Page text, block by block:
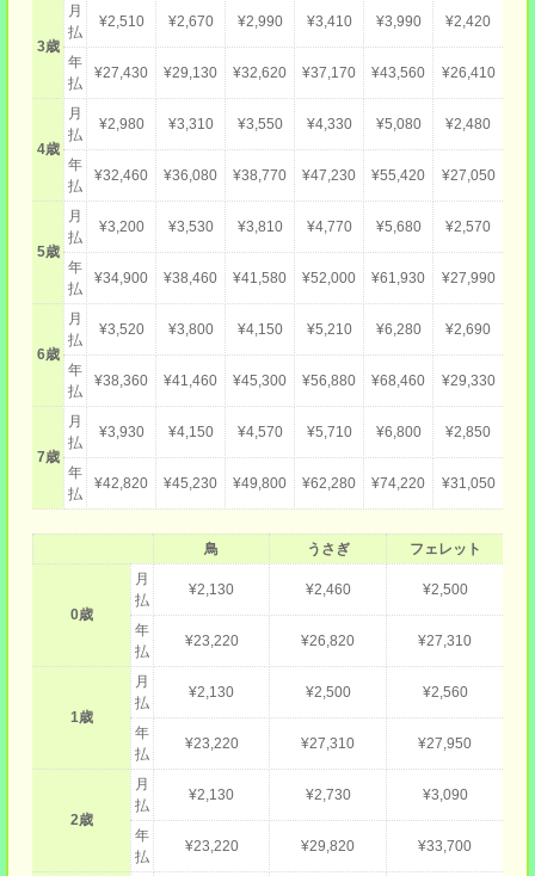
3歳
月
払
¥2,510 ¥2,670 ¥2,990 ¥3,410 ¥3,990 ¥2,420
年
払
¥27,430 ¥29,130 ¥32,620 ¥37,170 ¥43,560 ¥26,410
4歳
月
払
¥2,980 ¥3,310 ¥3,550 ¥4,330 ¥5,080 ¥2,480
年
払
¥32,460 ¥36,080 ¥38,770 ¥47,230 ¥55,420 ¥27,050
5歳
月
払
¥3,200 ¥3,530 ¥3,810 ¥4,770 ¥5,680 ¥2,570
年
払
¥34,900 ¥38,460 ¥41,580 ¥52,000 ¥61,930 ¥27,990
6歳
月
払
¥3,520 ¥3,800 ¥4,150 ¥5,210 ¥6,280 ¥2,690
年
払
¥38,360 ¥41,460 ¥45,300 ¥56,880 ¥68,460 ¥29,330
7歳
月
払
¥3,930 ¥4,150 ¥4,570 ¥5,710 ¥6,800 ¥2,850
年
払
¥42,820 ¥45,230 ¥49,800 ¥62,280 ¥74,220 ¥31,050
鳥 うさぎ フェレット
0歳
月
払
¥2,130 ¥2,460 ¥2,500
年
払
¥23,220 ¥26,820 ¥27,310
1歳
月
払
¥2,130 ¥2,500 ¥2,560
年
払
¥23,220 ¥27,310 ¥27,950
2歳
月
払
¥2,130 ¥2,730 ¥3,090
年
払
¥23,220 ¥29,820 ¥33,700